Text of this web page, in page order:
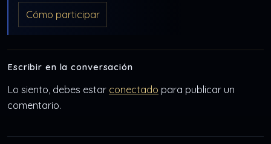
Cómo participar
Escribir en la conversación
Lo siento, debes estar conectado para publicar un
comentario.